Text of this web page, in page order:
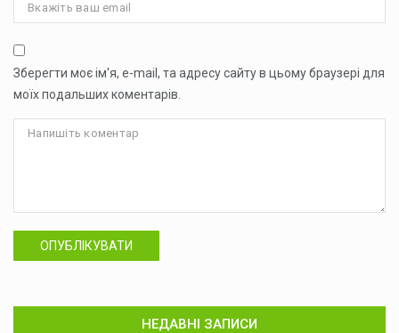
Зберегти моє ім'я, e-mail, та адресу сайту в цьому браузері для
моїх подальших коментарів.
ОПУБЛІКУВАТИ
НЕДАВНІ ЗАПИСИ